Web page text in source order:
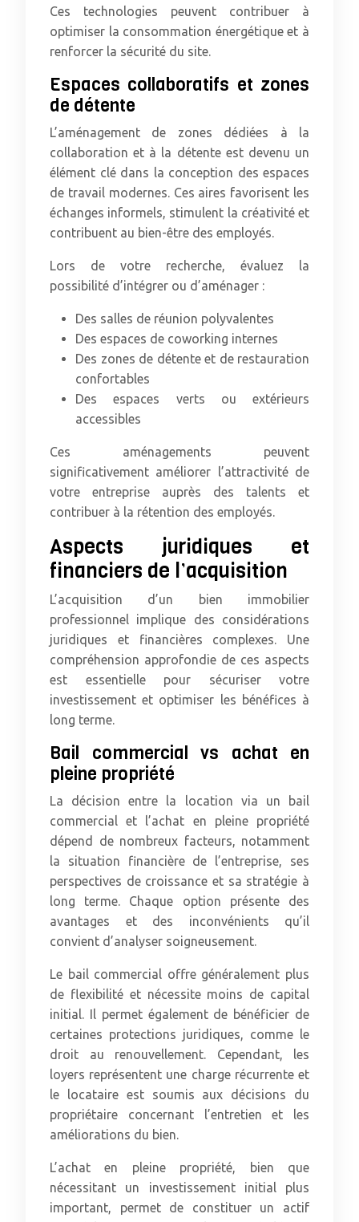
Ces technologies peuvent contribuer à
optimiser la consommation énergétique et à
renforcer la sécurité du site.
Espaces collaboratifs et zones
de détente
L’aménagement de zones dédiées à la
collaboration et à la détente est devenu un
élément clé dans la conception des espaces
de travail modernes. Ces aires favorisent les
échanges informels, stimulent la créativité et
contribuent au bien-être des employés.
Lors de votre recherche, évaluez la
possibilité d’intégrer ou d’aménager :
Des salles de réunion polyvalentes
Des espaces de coworking internes
Des zones de détente et de restauration
confortables
Des espaces verts ou extérieurs
accessibles
Ces aménagements peuvent
significativement améliorer l’attractivité de
votre entreprise auprès des talents et
contribuer à la rétention des employés.
Aspects juridiques et
financiers de l’acquisition
L’acquisition d’un bien immobilier
professionnel implique des considérations
juridiques et financières complexes. Une
compréhension approfondie de ces aspects
est essentielle pour sécuriser votre
investissement et optimiser les bénéfices à
long terme.
Bail commercial vs achat en
pleine propriété
La décision entre la location via un bail
commercial et l’achat en pleine propriété
dépend de nombreux facteurs, notamment
la situation financière de l’entreprise, ses
perspectives de croissance et sa stratégie à
long terme. Chaque option présente des
avantages et des inconvénients qu’il
convient d’analyser soigneusement.
Le bail commercial offre généralement plus
de flexibilité et nécessite moins de capital
initial. Il permet également de bénéficier de
certaines protections juridiques, comme le
droit au renouvellement. Cependant, les
loyers représentent une charge récurrente et
le locataire est soumis aux décisions du
propriétaire concernant l’entretien et les
améliorations du bien.
L’achat en pleine propriété, bien que
nécessitant un investissement initial plus
important, permet de constituer un actif